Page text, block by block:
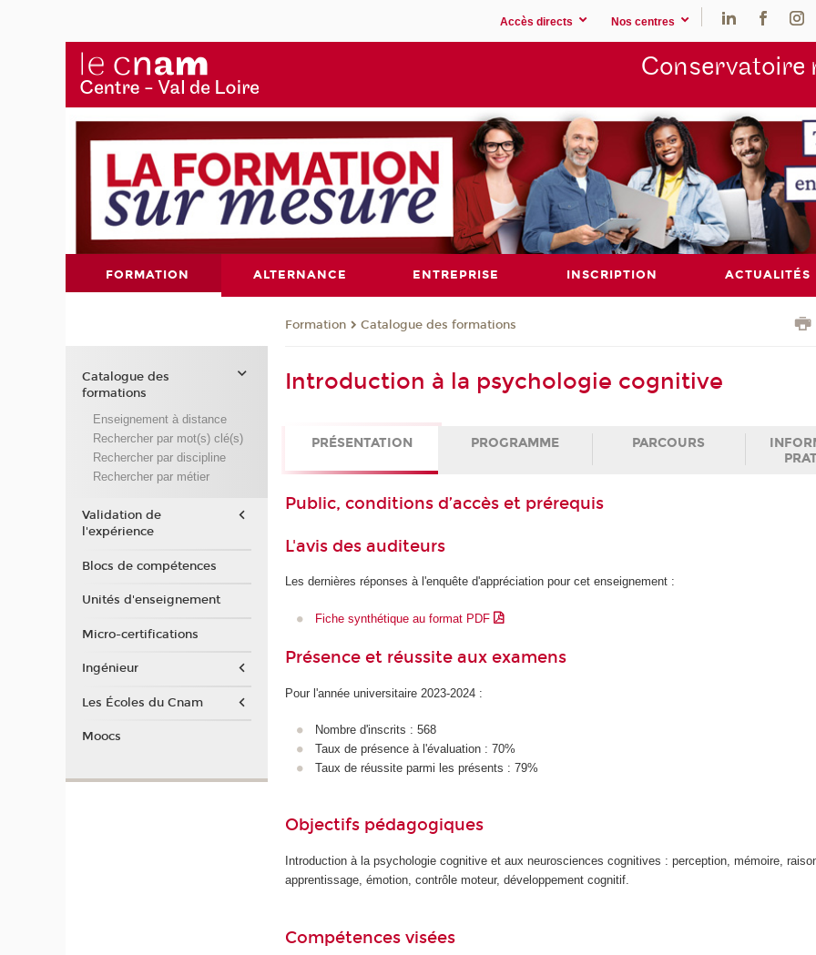
Accès directs Nos centres
Conservatoire
FORMATION ALTERNANCE ENTREPRISE INSCRIPTION ACTUALITÉS
Formation Catalogue des formations
Introduction à la psychologie cognitive
PRÉSENTATION PROGRAMME PARCOURS
Public, conditions d’accès et prérequis
L'avis des auditeurs
Les dernières réponses à l'enquête d'appréciation pour cet enseignement :
Fiche synthétique au format PDF
Présence et réussite aux examens
Pour l'année universitaire 2023-2024 :
Nombre d'inscrits : 568
Taux de présence à l'évaluation : 70%
Taux de réussite parmi les présents : 79%
Objectifs pédagogiques
Introduction à la psychologie cognitive et aux neurosciences cognitives : perception, mémoire,
apprentissage, émotion, contrôle moteur, développement cognitif.
Compétences visées
Catalogue des
formations
Enseignement à distance
Rechercher par mot(s) clé(s)
Rechercher par discipline
Rechercher par métier
Validation de
l'expérience
Blocs de compétences
Unités d'enseignement
Micro-certifications
Ingénieur
Les Écoles du Cnam
Moocs